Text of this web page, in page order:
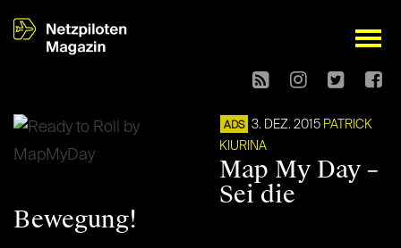
open
ADS 3. DEZ. 2015 PATRICK
KIURINA
Map My Day –
Sei die
Bewegung!